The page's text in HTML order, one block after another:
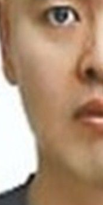
, 닷새 만에 숨진 채 발견
팀' 일본과 한일전
명 사망·1명 실종
' 무더위, 열대야 계속[다음
…쇄신의 기회로 삼겠다"
회 "실망과 걱정 안겨드려
대 150㎜ 비
나스닥 1.3%↑